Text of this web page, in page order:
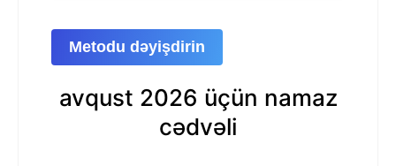
Metodu dəyişdirin
avqust 2026 üçün namaz
cədvəli